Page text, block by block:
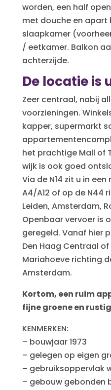
worden, een half
met douche en apart
slaapkamer
/ eetkamer. Balkon
achterzijde.
De locatie is
Zeer centraal, nabij
voorzieningen.
kapper, supermarkt
het prachtige Mall of
wijk is ook goed
Via de N14 zit u in
A4/A12 of op de N44
Leiden, Amsterdam,
Openbaar vervoer is
geregeld. Vanaf hier
Den Haag Centraal
Mariahoeve richting
Amsterdam.
Kortom, een ruim
fijne groene en
KENMERKEN:
– bouwjaar 1973
– gelegen op eigen
– gebruiksoppervlak
– gebouw gebonden